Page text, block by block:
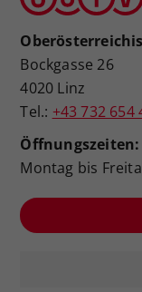
Bockgasse 26
4020 Linz
Tel.: +43 732 654
Öffnungszeiten:
Montag bis